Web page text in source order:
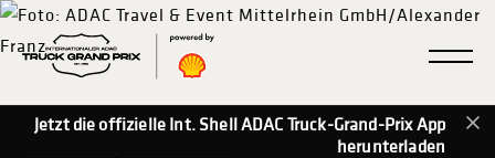
Jetzt die offizielle Int. Shell ADAC Truck-Grand-Prix App
herunterladen